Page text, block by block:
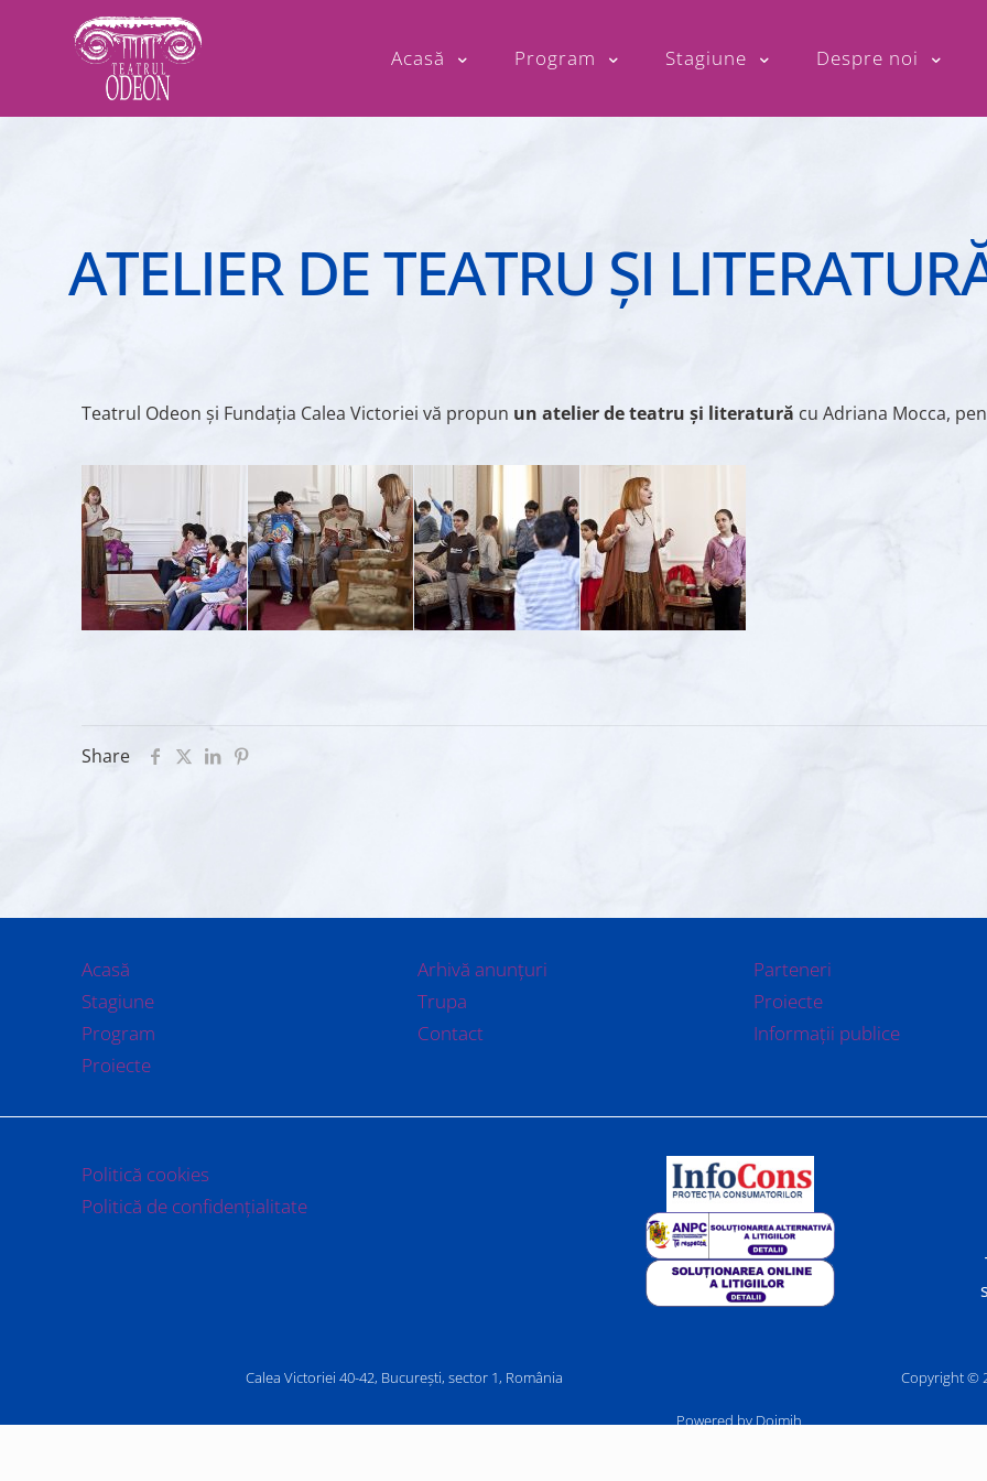
Acasă Program Stagiune Despre noi
ATELIER DE TEATRU ȘI
Teatrul Odeon și Fundația Calea Victoriei vă propun un atelier de teatru și literatură cu Adriana Mocca,
Share
Acasă
Stagiune
Program
Proiecte
Arhivă anunțuri
Trupa
Contact
Parteneri
Proiecte
Informații publice
Politică cookies
Politică de confidențialitate
Calea Victoriei 40-42, București, sector 1, România Copyright ©
Powered by Doimih